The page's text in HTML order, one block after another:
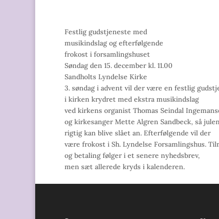
Festlig gudstjeneste med
musikindslag og efterfølgende
frokost i forsamlingshuset
Søndag den 15. december kl. 11.00
Sandholts Lyndelse Kirke
3. søndag i advent vil der være en festlig
i kirken krydret med ekstra musikindslag
ved kirkens organist Thomas Seindal
og kirkesanger Mette Algren Sandbeck, så
rigtig kan blive slået an. Efterfølgende vil der
være frokost i Sh. Lyndelse Forsamlingshus.
og betaling følger i et senere nyhedsbrev,
men sæt allerede kryds i kalenderen.